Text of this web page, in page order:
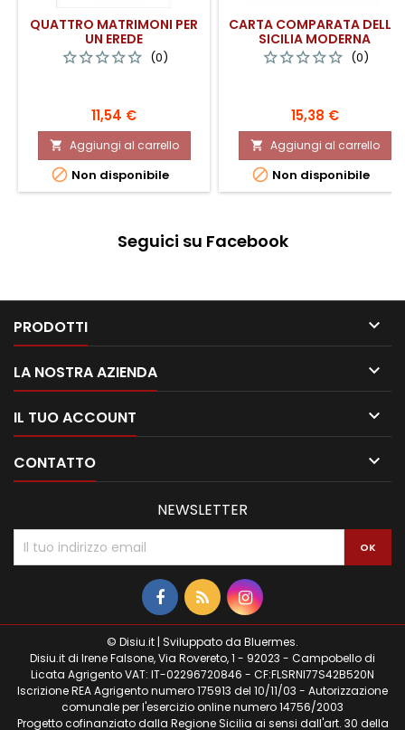
QUATTRO MATRIMONI PER
UN EREDE
(0)
Prezzo
11,54 €
 Aggiungi al carrello
 Non disponibile
CARTA COMPARATA DELLA
SICILIA MODERNA
(0)
Prezzo
15,38 €
 Aggiungi al carrello
 Non disponibile
Seguici su Facebook
PRODOTTI 
LA NOSTRA AZIENDA 
IL TUO ACCOUNT 
CONTATTO 
NEWSLETTER
© Disiu.it | Sviluppato da Bluermes.
Disiu.it di Irene Falsone, Via Rovereto, 1 - 92023 - Campobello di
Licata Agrigento VAT: IT-02296720846 - CF:FLSRNI77S42B520N
Iscrizione REA Agrigento numero 175913 del 10/11/03 - Autorizzazione
comunale per l'esercizio online numero 14756/2003
Progetto cofinanziato dalla Regione Sicilia ai sensi dall'art. 30 della